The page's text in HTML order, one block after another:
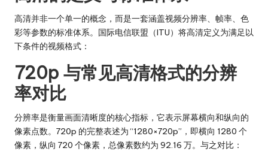
高清并非一个单一的概念，而是一套涵盖视频分辨率、帧率、色
彩等参数的标准体系。国际电信联盟（ITU）将高清定义为满足以
下条件的视频格式：
720p 与常见高清格式的分辨
率对比
分辨率是衡量画面清晰度的核心指标，它表示屏幕横向和纵向的
像素点数。720p 的完整表述为 “1280×720p”，即横向 1280 个
像素，纵向 720 个像素，总像素数约为 92.16 万。与之对比：